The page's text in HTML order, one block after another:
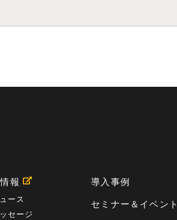
報
ース
セージ
導入事例
セミナー＆イベント